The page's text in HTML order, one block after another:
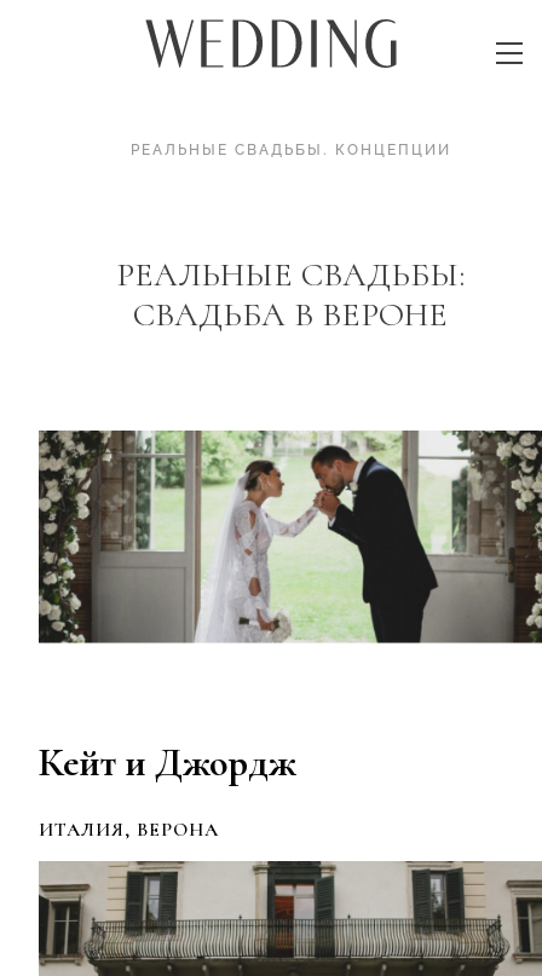
РЕАЛЬНЫЕ СВАДЬБЫ . КОНЦЕПЦИИ
РЕАЛЬНЫЕ СВАДЬБЫ:
СВАДЬБА В ВЕРОНЕ
Кейт и Джордж
ИТАЛИЯ, ВЕРОНА